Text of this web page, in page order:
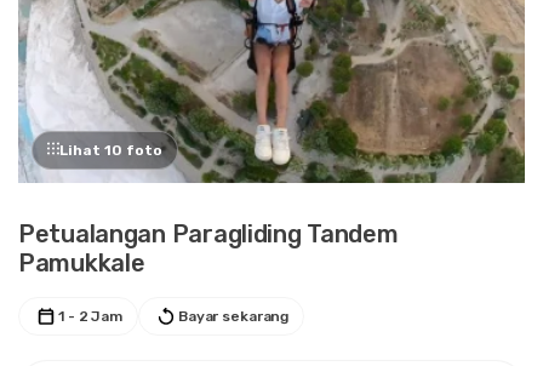
Lihat 10 foto
Petualangan Paragliding Tandem
Pamukkale
1 - 2 Jam Bayar sekarang